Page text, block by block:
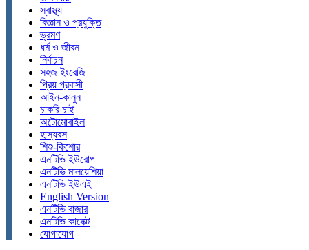
স্বাস্থ্য
বিজ্ঞান ও প্রযুক্তি
ভ্রমণ
ধর্ম ও জীবন
নির্বাচন
সহজ ইংরেজি
প্রিয় প্রবাসী
আইন-কানুন
চাকরি চাই
অটোমোবাইল
হাস্যরস
শিশু-কিশোর
এনটিভি ইউরোপ
এনটিভি মালয়েশিয়া
এনটিভি ইউএই
English Version
এনটিভি বাজার
এনটিভি কানেক্ট
যোগাযোগ